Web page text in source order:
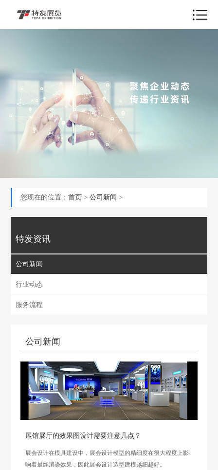
您现在的位置：首页 >公司新闻 >
特发资讯
公司新闻
行业动态
服务流程
公司新闻
展馆展厅的效果图设计需要注意几点？
展会设计在模具建设中，展会设计模型的精细度在很大程度上影
响着最终渲染效果，因此展会设计造型建模越细越好。